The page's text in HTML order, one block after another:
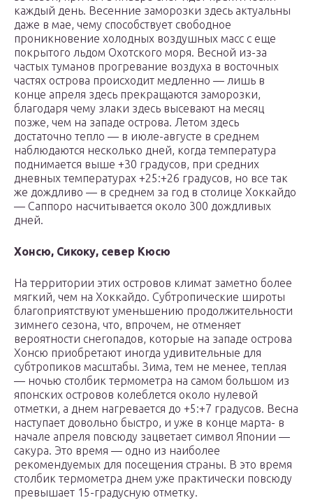
каждый день. Весенние заморозки здесь актуальны
даже в мае, чему способствует свободное
проникновение холодных воздушных масс с еще
покрытого льдом Охотского моря. Весной из-за
частых туманов прогревание воздуха в восточных
частях острова происходит медленно — лишь в
конце апреля здесь прекращаются заморозки,
благодаря чему злаки здесь высевают на месяц
позже, чем на западе острова. Летом здесь
достаточно тепло — в июле-августе в среднем
наблюдаются несколько дней, когда температура
поднимается выше +30 градусов, при средних
дневных температурах +25:+26 градусов, но все так
же дождливо — в среднем за год в столице Хоккайдо
— Саппоро насчитывается около 300 дождливых
дней.
Хонсю, Сикоку, север Кюсю
На территории этих островов климат заметно более
мягкий, чем на Хоккайдо. Субтропические широты
благоприятствуют уменьшению продолжительности
зимнего сезона, что, впрочем, не отменяет
вероятности снегопадов, которые на западе острова
Хонсю приобретают иногда удивительные для
субтропиков масштабы. Зима, тем не менее, теплая
— ночью столбик термометра на самом большом из
японских островов колеблется около нулевой
отметки, а днем нагревается до +5:+7 градусов. Весна
наступает довольно быстро, и уже в конце марта- в
начале апреля повсюду зацветает символ Японии —
сакура. Это время — одно из наиболее
рекомендуемых для посещения страны. В это время
столбик термометра днем уже практически повсюду
превышает 15-градусную отметку.